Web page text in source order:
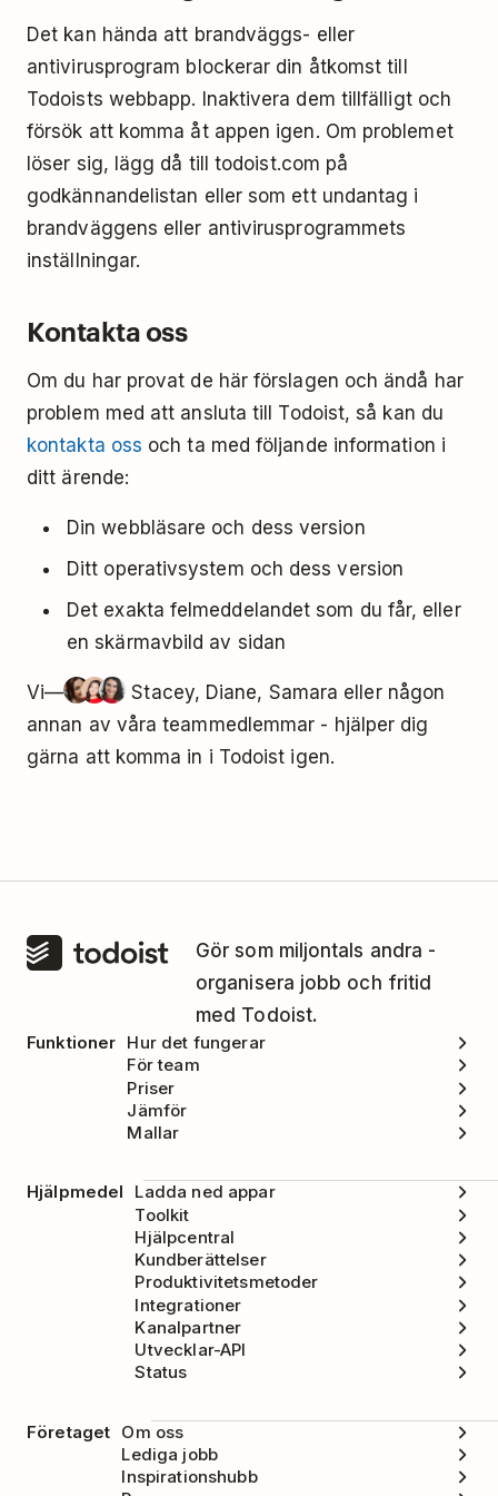
och klicka på
till.
Skriv
[*.]cloudfront.net och klicka på
till .
Ladda om webbläsaren.
Logga in i Todoist påhttps://todoist.com
Tillåt
Klicka påSpara ändringar
Ladda om webbläsaren.
Logga in i Todoist påhttps://todoist.com
Läs mer om hur man hanterar cookies i Safari.
tredjepartscookies.
Läs mer om hur och varför Microsoft Edge
fungerar på det här sättet.
Det kan hända att brandväggs- eller
antivirusprogram blockerar din åtkomst till
Todoists webbapp. Inaktivera dem tillfälligt och
försök att komma åt appen igen. Om problemet
löser sig, lägg då till todoist.com på
godkännandelistan eller som ett undantag i
brandväggens eller antivirusprogrammets
inställningar.
Kontakta oss
Om du har provat de här förslagen och ändå har
problem med att ansluta till Todoist, så kan du
kontakta oss och ta med följande information i
ditt ärende:
Din webbläsare och dess version
Ditt operativsystem och dess version
Det exakta felmeddelandet som du får, eller
en skärmavbild av sidan
Vi—
Stacey, Diane, Samara eller någon
annan av våra teammedlemmar - hjälper dig
gärna att komma in i Todoist igen.
Gör som miljontals andra -
organisera jobb och fritid
med Todoist.
Funktioner Hur det fungerar
För team
Priser
Jämför
Mallar
Hjälpmedel
Ladda ned appar
Toolkit
Hjälpcentral
Kundberättelser
Produktivitetsmetoder
Integrationer
Kanalpartner
Utvecklar-API
Status
Företaget Om oss
Lediga jobb
Inspirationshubb